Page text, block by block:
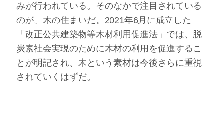
みが行われている。そのなかで注目されている
のが、木の住まいだ。2021年6月に成立した
「改正公共建築物等木材利用促進法」では、脱
炭素社会実現のために木材の利用を促進するこ
とが明記され、木という素材は今後さらに重視
されていくはずだ。